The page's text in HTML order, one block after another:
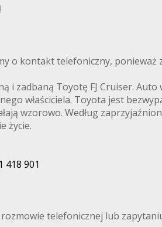
o kontakt telefoniczny, ponieważ
i zadbaną Toyotę FJ Cruiser.
właściciela. Toyota jest
wzorowo. Według
życie.
418 901
telefonicznej lub